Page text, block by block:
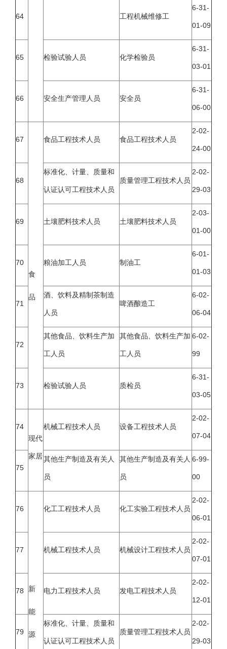
64 工程机械维修工
6-31-
01-09
65 检验试验人员 化学检验员
6-31-
03-01
66 安全生产管理人员 安全员
6-31-
06-00
67
食
品
食品工程技术人员 食品工程技术人员
2-02-
24-00
68
标准化、计量、质量和
认证认可工程技术人员
质量管理工程技术人员
2-02-
29-03
69 土壤肥料技术人员 土壤肥料技术人员
2-03-
01-00
70 粮油加工人员 制油工
6-01-
01-03
71
酒、饮料及精制茶制造
人员
啤酒酿造工
6-02-
06-04
72
其他食品、饮料生产加
工人员
其他食品、饮料生产加
工人员
6-02-
99
73 检验试验人员 质检员
6-31-
03-05
74
现代
家居
机械工程技术人员 设备工程技术人员
2-02-
07-04
75
其他生产制造及有关人
员
其他生产制造及有关人
员
6-99-
00
76
新
能
源
化工工程技术人员 化工实验工程技术人员
2-02-
06-01
77 机械工程技术人员 机械设计工程技术人员
2-02-
07-01
78 电力工程技术人员 发电工程技术人员
2-02-
12-01
79
标准化、计量、质量和
认证认可工程技术人员
质量管理工程技术人员
2-02-
29-03